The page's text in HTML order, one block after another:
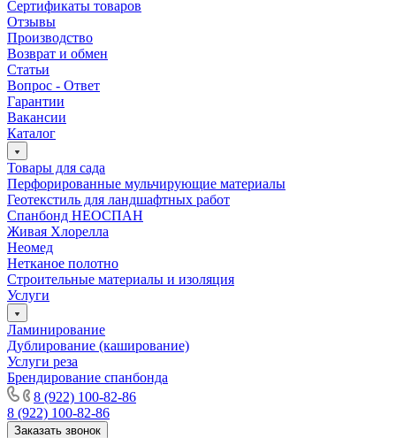
Сертификаты товаров
Отзывы
Производство
Возврат и обмен
Статьи
Вопрос - Ответ
Гарантии
Вакансии
Каталог
Товары для сада
Перфорированные мульчирующие материалы
Геотекстиль для ландшафтных работ
Спанбонд НЕОСПАН
Живая Хлорелла
Нeомед
Нетканое полотно
Строительные материалы и изоляция
Услуги
Ламинирование
Дублирование (каширование)
Услуги реза
Брендирование спанбонда
8 (922) 100-82-86
8 (922) 100-82-86
Заказать звонок